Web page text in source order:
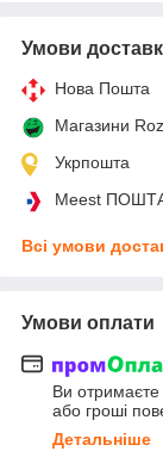
Умови
Нова Пошта
Магазини
Укрпошта
Meest
Всі умови
Умови оплати
Ви
або гроші
Детальніше